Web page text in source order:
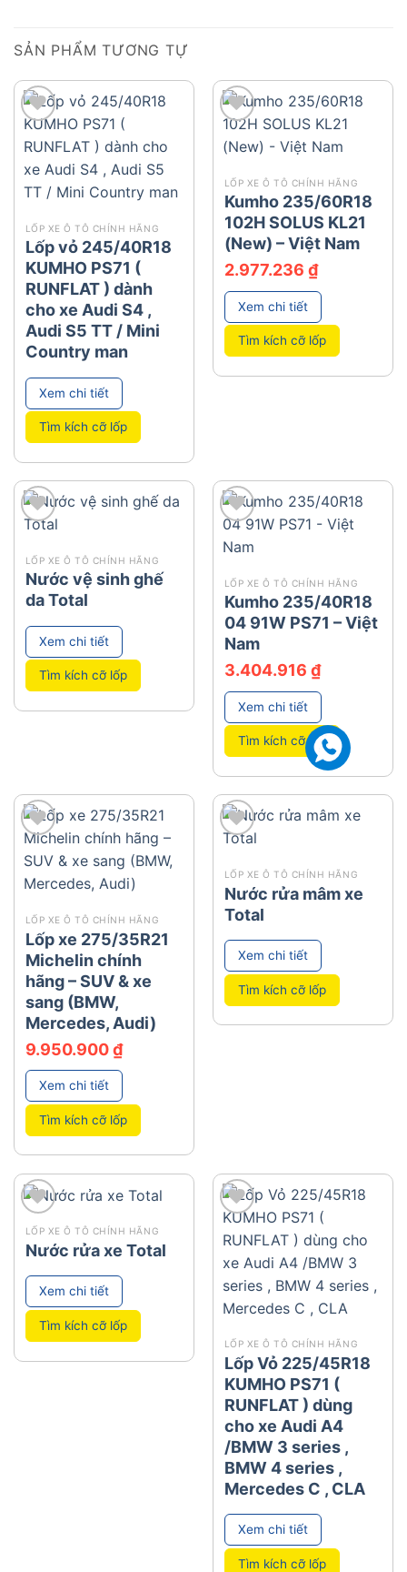
SẢN PHẨM TƯƠNG TỰ
add
LỐP XE Ô TÔ CHÍNH HÃNG
Lốp vỏ 245/40R18
KUMHO PS71 (
RUNFLAT ) dành
cho xe Audi S4 ,
Audi S5 TT / Mini
Country man
Xem chi tiết
Tìm kích cỡ lốp
add
LỐP XE Ô TÔ CHÍNH HÃNG
Kumho 235/60R18
102H SOLUS KL21
(New) – Việt Nam
2.977.236 ₫
Xem chi tiết
Tìm kích cỡ lốp
LỐP XE Ô TÔ CHÍNH HÃNG
Nước vệ sinh ghế
da Total
Xem chi tiết
Tìm kích cỡ lốp
add
LỐP XE Ô TÔ CHÍNH HÃNG
Kumho 235/40R18
04 91W PS71 – Việt
Nam
3.404.916 ₫
Xem chi tiết
Tìm kích cỡ lốp
add
LỐP XE Ô TÔ CHÍNH HÃNG
Lốp xe 275/35R21
Michelin chính
hãng – SUV & xe
sang (BMW,
Mercedes, Audi)
9.950.900₫
Xem chi tiết
Tìm kích cỡ lốp
LỐP XE Ô TÔ CHÍNH HÃNG
Nước rửa mâm xe
Total
Xem chi tiết
Tìm kích cỡ lốp
add
LỐP XE Ô TÔ CHÍNH HÃNG
Nước rửa xe Total
Xem chi tiết
Tìm kích cỡ lốp
add
LỐP XE Ô TÔ CHÍNH HÃNG
Lốp Vỏ 225/45R18
KUMHO PS71 (
RUNFLAT ) dùng
cho xe Audi A4
/BMW 3 series ,
BMW 4 series ,
Mercedes C , CLA
Xem chi tiết
Tìm kích cỡ lốp